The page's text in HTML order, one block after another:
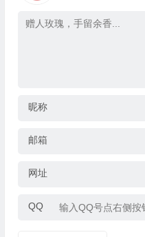
昵称
邮箱
网址
QQ